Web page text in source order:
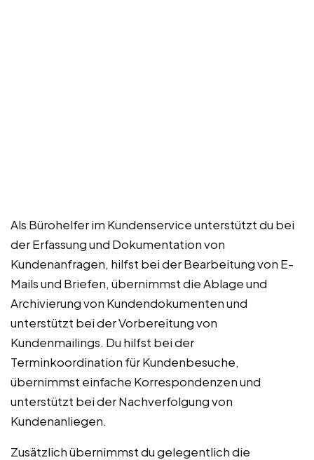
Als Bürohelfer im Kundenservice unterstützt du bei
der Erfassung und Dokumentation von
Kundenanfragen, hilfst bei der Bearbeitung von E-
Mails und Briefen, übernimmst die Ablage und
Archivierung von Kundendokumenten und
unterstützt bei der Vorbereitung von
Kundenmailings. Du hilfst bei der
Terminkoordination für Kundenbesuche,
übernimmst einfache Korrespondenzen und
unterstützt bei der Nachverfolgung von
Kundenanliegen.
Zusätzlich übernimmst du gelegentlich die